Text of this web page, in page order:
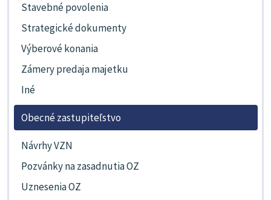
Stavebné povolenia
Strategické dokumenty
Výberové konania
Zámery predaja majetku
Iné
Obecné zastupiteľstvo
Návrhy VZN
Pozvánky na zasadnutia OZ
Uznesenia OZ